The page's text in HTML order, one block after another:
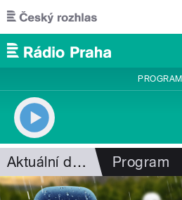
Přejít k hlavnímu obsahu
PROGRAM
Aktuální dění Program